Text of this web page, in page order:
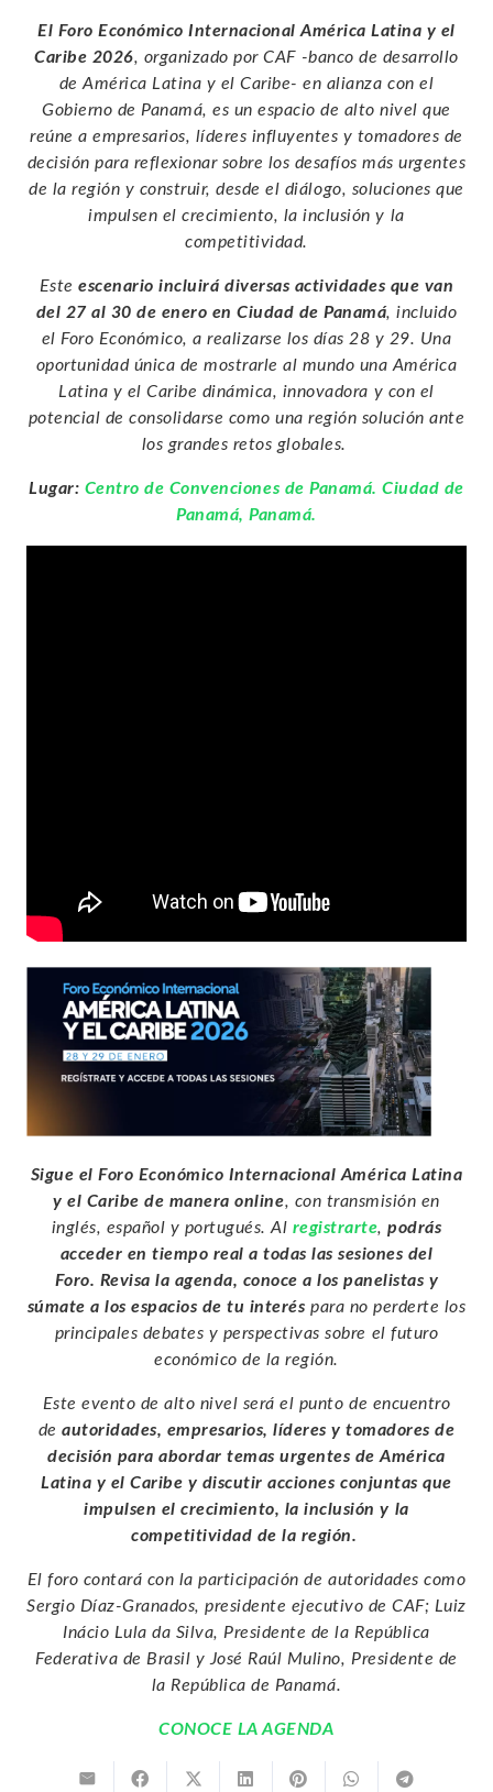
El Foro Económico Internacional América Latina y el
Caribe 2026, organizado por CAF -banco de desarrollo
de América Latina y el Caribe- en alianza con el
Gobierno de Panamá, es un espacio de alto nivel que
reúne a empresarios, líderes influyentes y tomadores de
decisión para reflexionar sobre los desafíos más urgentes
de la región y construir, desde el diálogo, soluciones que
impulsen el crecimiento, la inclusión y la
competitividad.
Esteescenario incluirá diversas actividades que van
del 27 al 30 de enero en Ciudad de Panamá, incluido
el Foro Económico, a realizarse los días 28 y 29. Una
oportunidad única de mostrarle al mundo una América
Latina y el Caribe dinámica, innovadora y con el
potencial de consolidarse como una región solución ante
los grandes retos globales.
Lugar: Centro de Convenciones de Panamá. Ciudad de
Panamá, Panamá.
Sigue el Foro Económico Internacional América Latina
y el Caribe de manera online, con transmisión en
inglés, español y portugués. Al registrarte,podrás
acceder en tiempo real a todas las sesiones del
Foro. Revisa la agenda, conoce a los panelistas y
súmate a los espacios de tu interés para no perderte los
principales debates y perspectivas sobre el futuro
económico de la región.
Este evento de alto nivel será el punto de encuentro
deautoridades, empresarios, líderes y tomadores de
decisión para abordar temas urgentes de América
Latina y el Caribe y discutir acciones conjuntas que
impulsen el crecimiento, la inclusión y la
competitividad de la región.
El foro contará con la participación de autoridades como
Sergio Díaz-Granados, presidente ejecutivo de CAF; Luiz
Inácio Lula da Silva, Presidente de la República
Federativa de Brasil y José Raúl Mulino, Presidente de
la República de Panamá.
CONOCE LA AGENDA